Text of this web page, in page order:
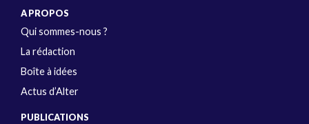
A PROPOS
Qui sommes-nous ?
La rédaction
Boîte à idées
Actus d’Alter
PUBLICATIONS